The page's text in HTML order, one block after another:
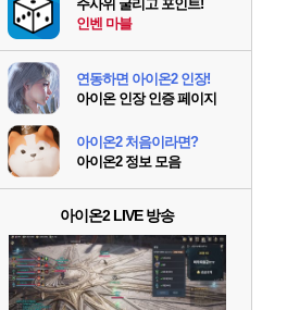
주사위 굴리고 포인트!
인벤 마블
연동하면 아이온2 인장!
아이온 인장 인증 페이지
아이온2 처음이라면?
아이온2 정보 모음
아이온2 LIVE 방송